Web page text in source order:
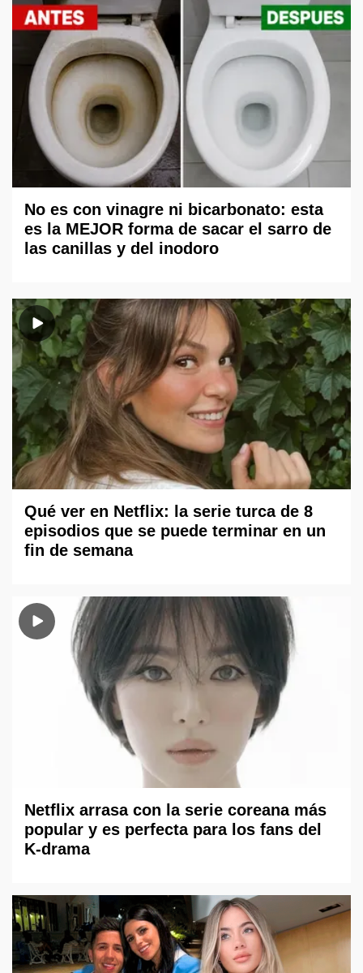
No es con vinagre ni bicarbonato: esta
es la MEJOR forma de sacar el sarro de
las canillas y del inodoro
Qué ver en Netflix: la serie turca de 8
episodios que se puede terminar en un
fin de semana
Netflix arrasa con la serie coreana más
popular y es perfecta para los fans del
K-drama